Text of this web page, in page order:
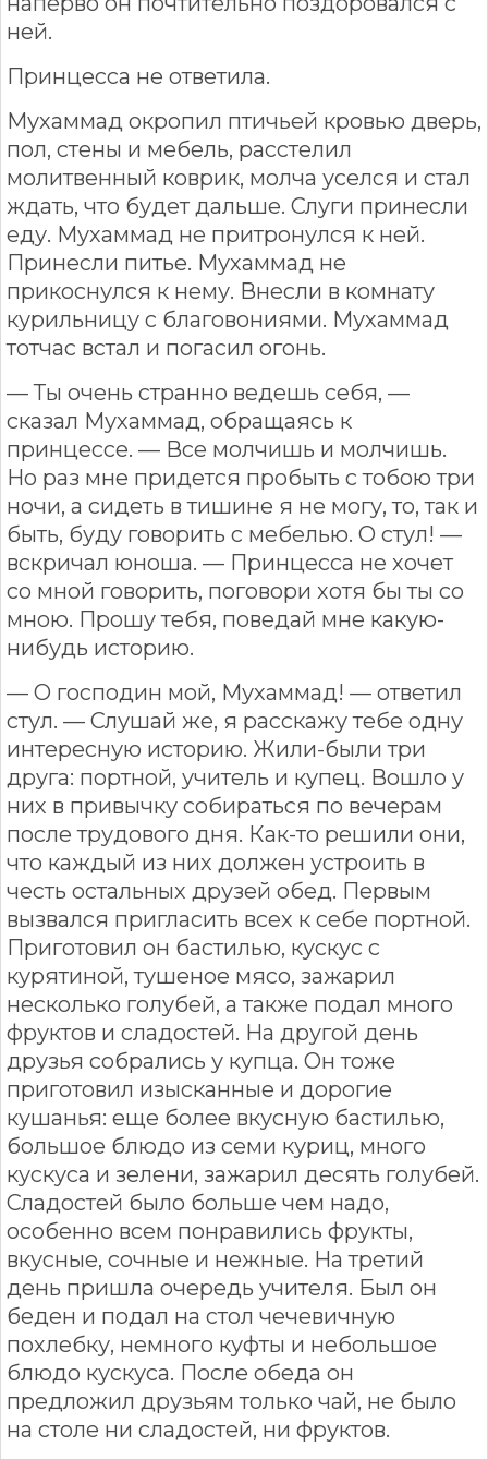
ней.
Принцесса не ответила.
Мухаммад окропил птичьей кровью дверь,
пол, стены и мебель, расстелил
молитвенный коврик, молча уселся и стал
ждать, что будет дальше. Слуги принесли
еду. Мухаммад не притронулся к ней.
Принесли питье. Мухаммад не
прикоснулся к нему. Внесли в комнату
курильницу с благовониями. Мухаммад
тотчас встал и погасил огонь.
— Ты очень странно ведешь себя, —
сказал Мухаммад, обращаясь к
принцессе. — Все молчишь и молчишь.
Но раз мне придется пробыть с тобою три
ночи, а сидеть в тишине я не могу, то, так и
быть, буду говорить с мебелью. О стул! —
вскричал юноша. — Принцесса не хочет
со мной говорить, поговори хотя бы ты со
мною. Прошу тебя, поведай мне какую-
нибудь историю.
— О господин мой, Мухаммад! — ответил
стул. — Слушай же, я расскажу тебе одну
интересную историю. Жили-были три
друга: портной, учитель и купец. Вошло у
них в привычку собираться по вечерам
после трудового дня. Как-то решили они,
что каждый из них должен устроить в
честь остальных друзей обед. Первым
вызвался пригласить всех к себе портной.
Приготовил он бастилью, кускус с
курятиной, тушеное мясо, зажарил
несколько голубей, а также подал много
фруктов и сладостей. На другой день
друзья собрались у купца. Он тоже
приготовил изысканные и дорогие
кушанья: еще более вкусную бастилью,
большое блюдо из семи куриц, много
кускуса и зелени, зажарил десять голубей.
Сладостей было больше чем надо,
особенно всем понравились фрукты,
вкусные, сочные и нежные. На третий
день пришла очередь учителя. Был он
беден и подал на стол чечевичную
похлебку, немного куфты и небольшое
блюдо кускуса. После обеда он
предложил друзьям только чай, не было
на столе ни сладостей, ни фруктов.